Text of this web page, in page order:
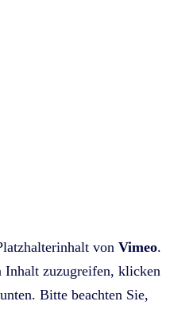
von Vimeo.
Inhalt zuzugreifen, klicken
Bitte beachten Sie,